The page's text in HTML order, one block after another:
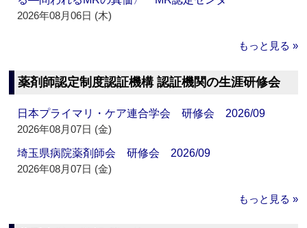
2026年08月06日 (木)
もっと見る »
薬剤師認定制度認証機構 認証機関の生涯研修会
日本プライマリ・ケア連合学会 研修会 2026/09
2026年08月07日 (金)
埼玉県病院薬剤師会 研修会 2026/09
2026年08月07日 (金)
もっと見る »